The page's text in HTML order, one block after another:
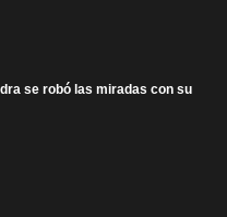
se robó las miradas con su